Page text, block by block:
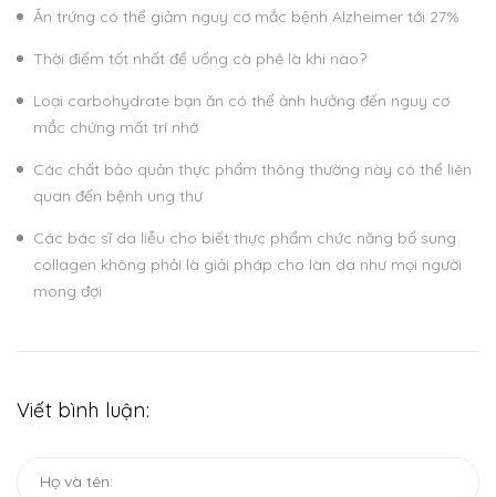
Ăn trứng có thể giảm nguy cơ mắc bệnh Alzheimer tới 27%
Thời điểm tốt nhất để uống cà phê là khi nào?
Loại carbohydrate bạn ăn có thể ảnh hưởng đến nguy cơ
mắc chứng mất trí nhớ
Các chất bảo quản thực phẩm thông thường này có thể liên
quan đến bệnh ung thư
Các bác sĩ da liễu cho biết thực phẩm chức năng bổ sung
collagen không phải là giải pháp cho làn da như mọi người
mong đợi
Viết bình luận: